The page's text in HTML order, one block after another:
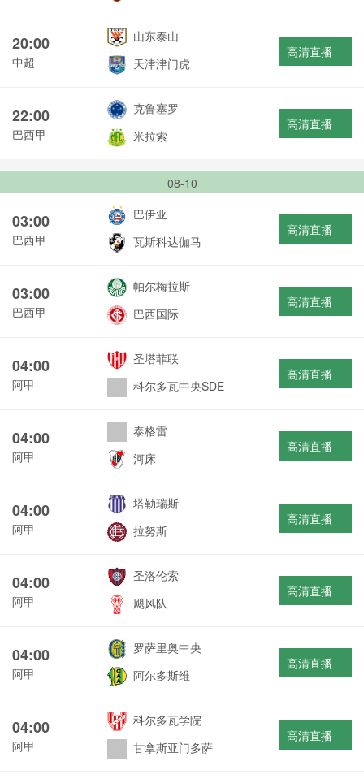
20:00
中超
山东泰山
天津津门虎
高清直播
22:00
巴西甲
克鲁塞罗
米拉索
高清直播
08-10
03:00
巴西甲
巴伊亚
瓦斯科达伽马
高清直播
03:00
巴西甲
帕尔梅拉斯
巴西国际
高清直播
04:00
阿甲
圣塔菲联
科尔多瓦中央SDE
高清直播
04:00
阿甲
泰格雷
河床
高清直播
04:00
阿甲
塔勒瑞斯
拉努斯
高清直播
04:00
阿甲
圣洛伦索
飓风队
高清直播
04:00
阿甲
罗萨里奥中央
阿尔多斯维
高清直播
04:00
阿甲
科尔多瓦学院
甘拿斯亚门多萨
高清直播